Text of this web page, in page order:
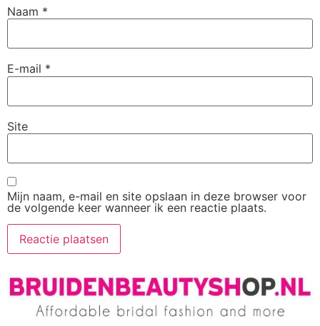
Naam *
E-mail *
Site
Mijn naam, e-mail en site opslaan in deze browser voor
de volgende keer wanneer ik een reactie plaats.